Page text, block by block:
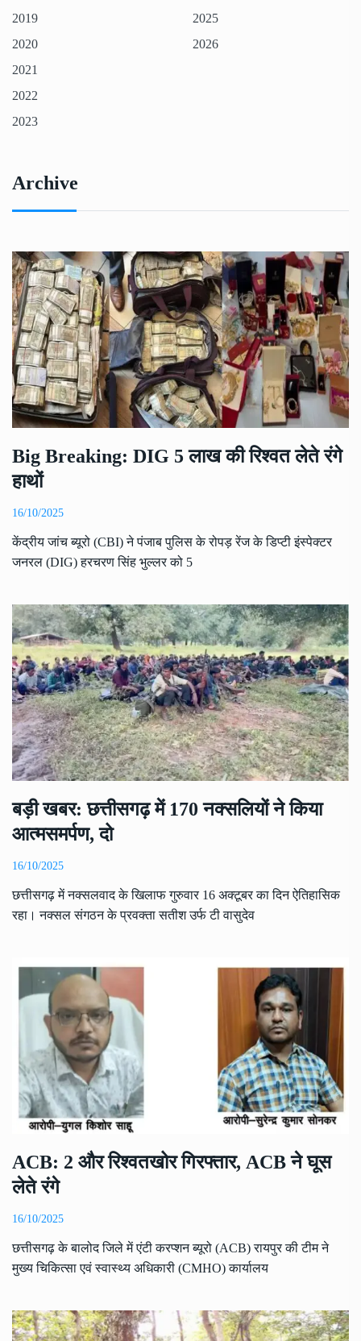
2019
2020
2021
2022
2023
2025
2026
Archive
Big Breaking: DIG 5 लाख की रिश्वत लेते रंगे
हाथों
16/10/2025
केंद्रीय जांच ब्यूरो (CBI) ने पंजाब पुलिस के रोपड़ रेंज के डिप्टी इंस्पेक्टर
जनरल (DIG) हरचरण सिंह भुल्लर को 5
बड़ी खबर: छत्तीसगढ़ में 170 नक्सलियों ने किया
आत्मसमर्पण, दो
16/10/2025
छत्तीसगढ़ में नक्सलवाद के खिलाफ गुरुवार 16 अक्टूबर का दिन ऐतिहासिक
रहा। नक्सल संगठन के प्रवक्ता सतीश उर्फ टी वासुदेव
ACB: 2 और रिश्वतखोर गिरफ्तार, ACB ने घूस
लेते रंगे
16/10/2025
छत्तीसगढ़ के बालोद जिले में एंटी करप्शन ब्यूरो (ACB) रायपुर की टीम ने
मुख्य चिकित्सा एवं स्वास्थ्य अधिकारी (CMHO) कार्यालय